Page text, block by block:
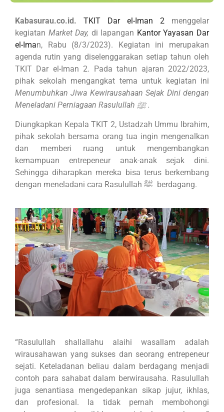
Kabasurau.co.id. TKIT Dar el-Iman 2 menggelar
kegiatan Market Day, di lapangan Kantor Yayasan Dar
el-Iman, Rabu (8/3/2023). Kegiatan ini merupakan
agenda rutin yang diselenggarakan setiap tahun oleh
TKIT Dar el-Iman 2. Pada tahun ajaran 2022/2023,
pihak sekolah mengangkat tema untuk kegiatan ini
Menumbuhkan Jiwa Kewirausahaan Sejak Dini dengan
Meneladani Perniagaan Rasulullah ﷺ .
Diungkapkan Kepala TKIT 2, Ustadzah Ummu Ibrahim,
pihak sekolah bersama orang tua ingin mengenalkan
dan memberi ruang untuk mengembangkan
kemampuan entrepeneur anak-anak sejak dini.
Sehingga diharapkan mereka bisa terus berkembang
dengan meneladani cara Rasulullah ﷺ berdagang.
“Rasulullah shallallahu alaihi wasallam adalah
wirausahawan yang sukses dan seorang entrepeneur
sejati. Keteladanan beliau dalam berdagang menjadi
contoh para sahabat dalam berwirausaha. Rasulullah
juga senantiasa mengedepankan sikap jujur, ikhlas,
dan profesional. Ia tidak pernah membohongi